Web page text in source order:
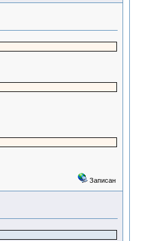
Записан